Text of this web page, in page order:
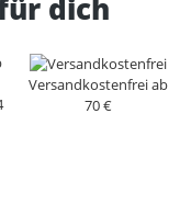
dich
Versandkostenfrei ab
70 €